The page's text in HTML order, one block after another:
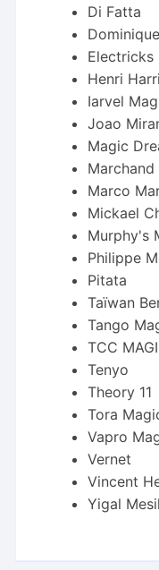
Di Fatta
Electricks
Henri
Iarvel
Joao
Magic
Marco
Mickael
Murphy's
Philippe
Pitata
Taïwan
Tango
TCC
Tenyo
Theory 11
Tora
Vapro
Vernet
Vincent
Yigal